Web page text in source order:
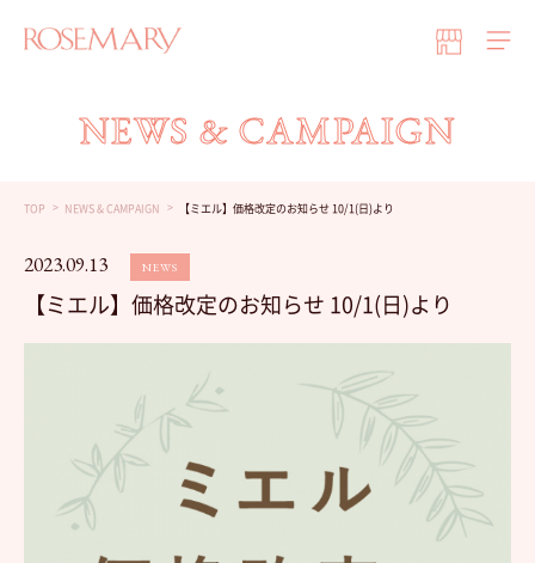
NEWS & CAMPAIGN
TOP NEWS & CAMPAIGN 【ミエル】価格改定のお知らせ 10/1(日)より
2023.09.13 NEWS
【ミエル】価格改定のお知らせ 10/1(日)より